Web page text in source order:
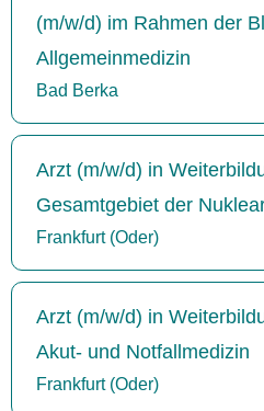
(m/w/d) im Rahmen der
Allgemeinmedizin
Bad Berka
Arzt (m/w/d) in
Gesamtgebiet der
Frankfurt (Oder)
Arzt (m/w/d) in
Akut- und Notfallmedizin
Frankfurt (Oder)